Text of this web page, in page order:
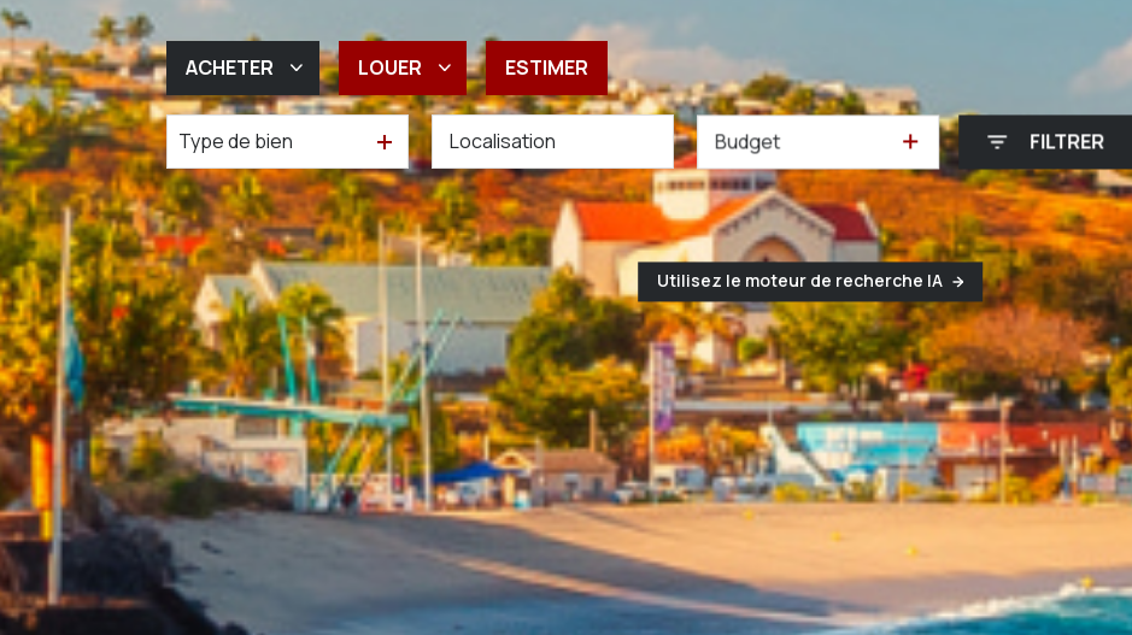
ACHETER
De l'ancien
De l'immo pro
LOUER
à l'année
De l'immo pro
ESTIMER
Type de bien Budget FILTRER
Utilisez le moteur de recherche IA